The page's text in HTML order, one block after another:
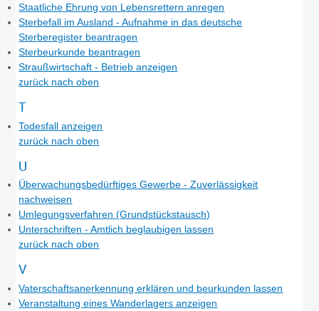
Staatliche Ehrung von Lebensrettern anregen
Sterbefall im Ausland - Aufnahme in das deutsche
Sterberegister beantragen
Sterbeurkunde beantragen
Straußwirtschaft - Betrieb anzeigen
zurück nach oben
T
Todesfall anzeigen
zurück nach oben
U
Überwachungsbedürftiges Gewerbe - Zuverlässigkeit
nachweisen
Umlegungsverfahren (Grundstückstausch)
Unterschriften - Amtlich beglaubigen lassen
zurück nach oben
V
Vaterschaftsanerkennung erklären und beurkunden lassen
Veranstaltung eines Wanderlagers anzeigen